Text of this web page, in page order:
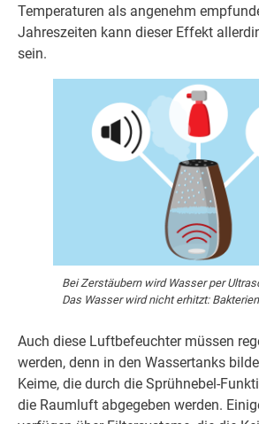
Temperaturen als angenehm
Jahreszeiten kann dieser Effekt
sein.
Bei Zerstäubern wird Wasser per
Das Wasser wird nicht erhitzt:
Auch diese Luftbefeuchter müssen
werden, denn in den Wassertanks
Keime, die durch die Sprühnebel-
die Raumluft abgegeben werden.